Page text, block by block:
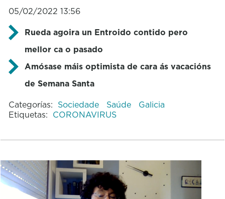
05/02/2022 13:56
Rueda agoira un Entroido contido pero
mellor ca o pasado
Amósase máis optimista de cara ás vacacións
de Semana Santa
Categorías: Sociedade Saúde
Galicia
Etiquetas: CORONAVIRUS